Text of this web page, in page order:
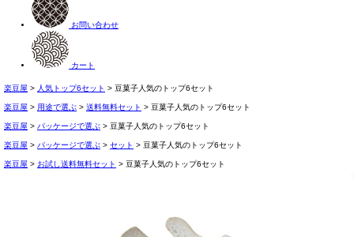
お問い合わせ
カート
楽豆屋 人気トップ6セット 豆菓子人気のトップ6セット
楽豆屋 用途で選ぶ 送料無料セット 豆菓子人気のトップ6セット
楽豆屋 パッケージで選ぶ 豆菓子人気のトップ6セット
楽豆屋 パッケージで選ぶ セット 豆菓子人気のトップ6セット
楽豆屋 お試し送料無料セット 豆菓子人気のトップ6セット